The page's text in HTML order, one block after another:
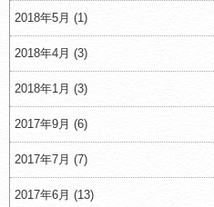
2018年5月 (1)
2018年4月 (3)
2018年1月 (3)
2017年9月 (6)
2017年7月 (7)
2017年6月 (13)